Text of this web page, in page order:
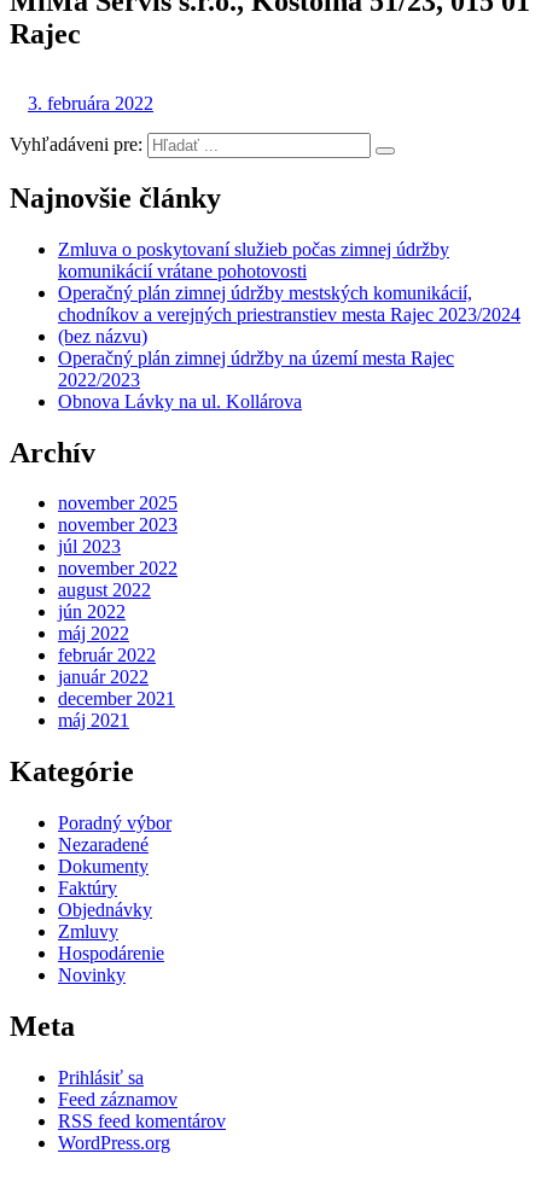
Rajec
3. februára 2022
Vyhľadáveni pre:
Najnovšie články
Zmluva o poskytovaní služieb počas zimnej údržby
komunikácií vrátane pohotovosti
Operačný plán zimnej údržby mestských komunikácií,
chodníkov a verejných priestranstiev mesta Rajec 2023/2024
(bez názvu)
Operačný plán zimnej údržby na území mesta Rajec
2022/2023
Obnova Lávky na ul. Kollárova
Archív
november 2025
november 2023
júl 2023
november 2022
august 2022
jún 2022
máj 2022
február 2022
január 2022
december 2021
máj 2021
Kategórie
Poradný výbor
Nezaradené
Dokumenty
Faktúry
Objednávky
Zmluvy
Hospodárenie
Novinky
Meta
Prihlásiť sa
Feed záznamov
RSS feed komentárov
WordPress.org